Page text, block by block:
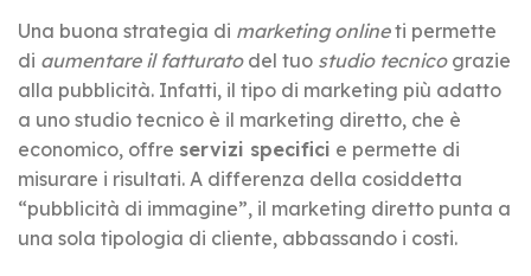
Una buona strategia di marketing onlineti permette
di aumentare il fatturatodel tuo studio tecnicograzie
alla pubblicità. Infatti, il tipo di marketing più adatto
a uno studio tecnico è il marketing diretto, che è
economico, offre servizi specifici e permette di
misurare i risultati. A differenza della cosiddetta
“pubblicità di immagine”, il marketing diretto punta a
una sola tipologia di cliente, abbassando i costi.